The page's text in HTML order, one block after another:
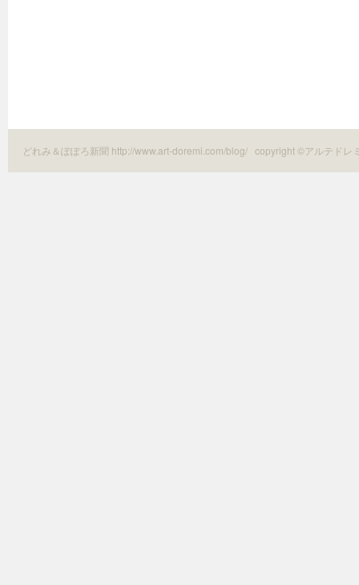
どれみ＆ぽぽろ新聞 http://www.art-doremi.com/blog/ copyright ©アルテドレ